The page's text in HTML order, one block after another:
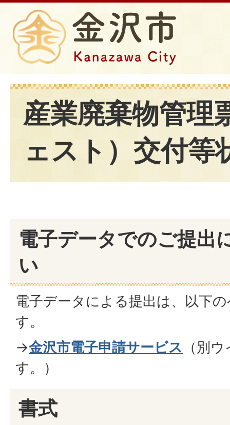
産業廃棄物管理
ェスト）交付等
電子データでのご提出
い
電子データによる提出は、以下
す。
→金沢市電子申請サービス （別
す。）
書式